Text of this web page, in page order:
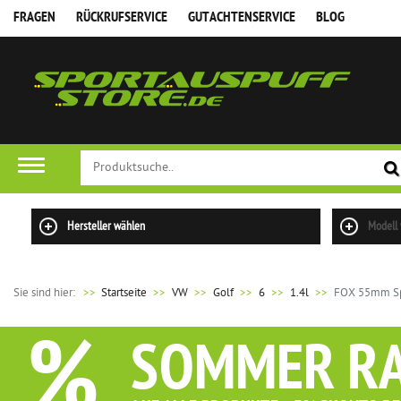
FRAGEN RÜCKRUFSERVICE GUTACHTENSERVICE BLOG
Hersteller wählen Modell
Sie sind hier: >> Startseite VW Golf 6 1.4l FOX 55mm
SOMMER